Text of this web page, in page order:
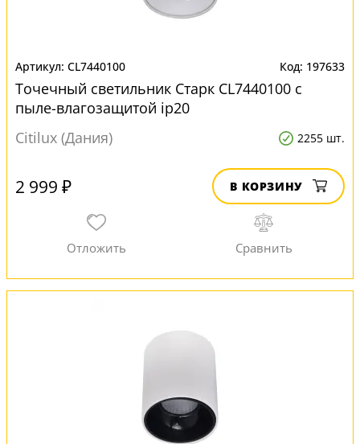
CL7440100 197633
Точечный светильник Старк CL7440100 с
пыле-влагозащитой ip20
Citilux (Дания)
2255 шт.
2 999 ₽ В КОРЗИНУ